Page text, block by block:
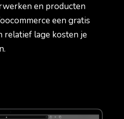
en producten
een gratis
relatief lage kosten je